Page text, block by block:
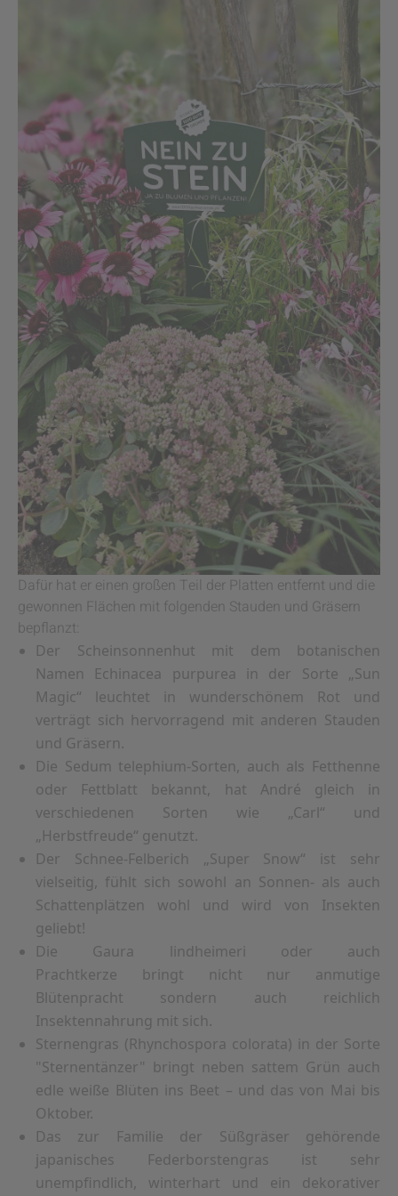
Dafür hat er einen großen Teil der Platten entfernt und die
gewonnen Flächen mit folgenden Stauden und Gräsern
bepflanzt:
Der Scheinsonnenhut mit dem botanischen
Namen Echinacea purpurea in der Sorte „Sun
Magic“ leuchtet in wunderschönem Rot und
verträgt sich hervorragend mit anderen Stauden
und Gräsern.
Die Sedum telephium-Sorten, auch als Fetthenne
oder Fettblatt bekannt, hat André gleich in
verschiedenen Sorten wie „Carl“ und
„Herbstfreude“ genutzt.
Der Schnee-Felberich „Super Snow“ ist sehr
vielseitig, fühlt sich sowohl an Sonnen- als auch
Schattenplätzen wohl und wird von Insekten
geliebt!
Die Gaura lindheimeri oder auch
Prachtkerze bringt nicht nur anmutige
Blütenpracht sondern auch reichlich
Insektennahrung mit sich.
Sternengras (Rhynchospora colorata) in der Sorte
"Sternentänzer" bringt neben sattem Grün auch
edle weiße Blüten ins Beet – und das von Mai bis
Oktober.
Das zur Familie der Süßgräser gehörende
japanisches Federborstengras ist sehr
unempfindlich, winterhart und ein dekorativer